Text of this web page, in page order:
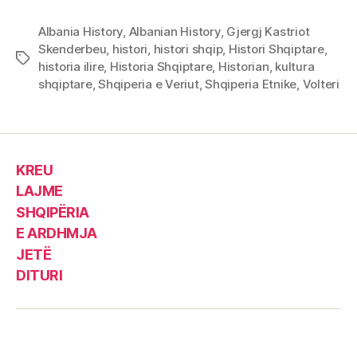
Tags
Albania History, Albanian History, Gjergj Kastriot
Skenderbeu, histori, histori shqip, Histori Shqiptare,
historia ilire, Historia Shqiptare, Historian, kultura
shqiptare,Shqiperia e Veriut,Shqiperia Etnike, Volteri
KREU
LAJME
SHQIPËRIA
E ARDHMJA
JETË
DITURI